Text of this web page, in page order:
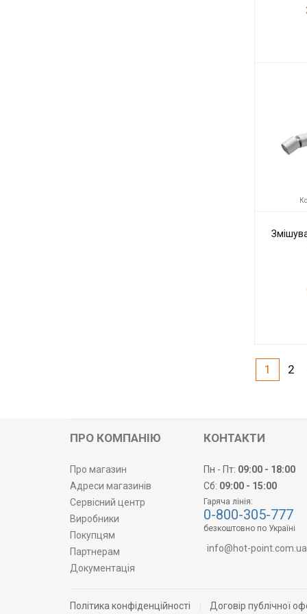
1 2
ПРО КОМПАНІЮ
Про магазин
Адреси магазинів
Сервісний центр
Виробники
Покупцям
Партнерам
Документація
КОНТАКТИ
Пн - Пт: 09:00 - 18:00
Сб: 09:00 - 15:00
Гаряча лінія:
0-800-305-777
безкоштовно по Україні
info@hot-point.com.ua
Політика конфіденційності Договір публічної